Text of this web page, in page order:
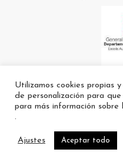
Escuela nº a8074677 autorizada
Utilizamos cookies propias
de personalización para
para más información
.
Ajustes Aceptar todo